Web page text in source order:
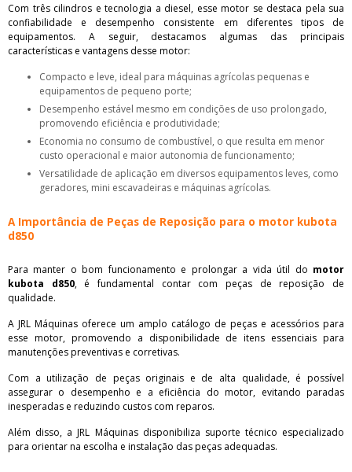
Com três cilindros e tecnologia a diesel, esse motor se destaca pela sua
confiabilidade e desempenho consistente em diferentes tipos de
equipamentos. A seguir, destacamos algumas das principais
características e vantagens desse motor:
Compacto e leve, ideal para máquinas agrícolas pequenas e
equipamentos de pequeno porte;
Desempenho estável mesmo em condições de uso prolongado,
promovendo eficiência e produtividade;
Economia no consumo de combustível, o que resulta em menor
custo operacional e maior autonomia de funcionamento;
Versatilidade de aplicação em diversos equipamentos leves, como
geradores, mini escavadeiras e máquinas agrícolas.
A Importância de Peças de Reposição para o motor kubota
d850
Para manter o bom funcionamento e prolongar a vida útil do motor
kubota d850, é fundamental contar com peças de reposição de
qualidade.
A JRL Máquinas oferece um amplo catálogo de peças e acessórios para
esse motor, promovendo a disponibilidade de itens essenciais para
manutenções preventivas e corretivas.
Com a utilização de peças originais e de alta qualidade, é possível
assegurar o desempenho e a eficiência do motor, evitando paradas
inesperadas e reduzindo custos com reparos.
Além disso, a JRL Máquinas disponibiliza suporte técnico especializado
para orientar na escolha e instalação das peças adequadas.